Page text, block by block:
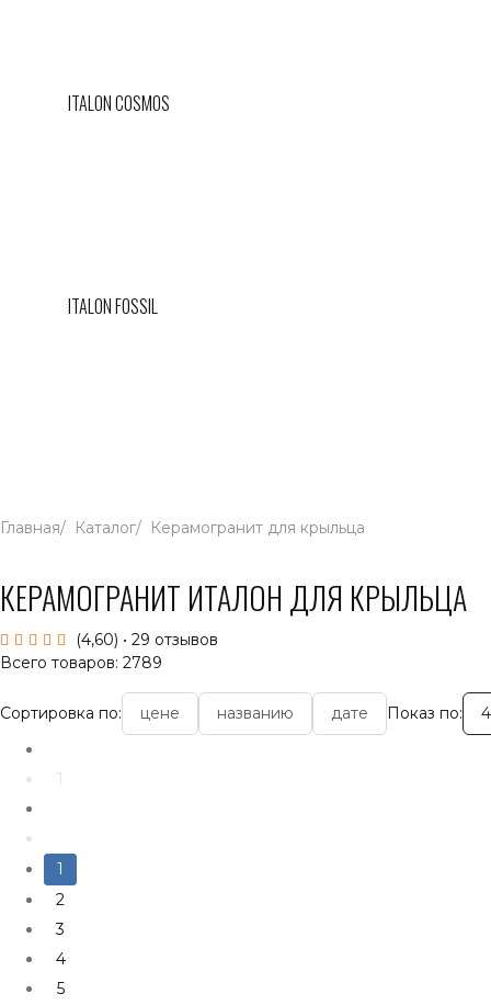
ITALON COSMOS
ITALON FOSSIL
Главная Каталог Керамогранит для крыльца
КЕРАМОГРАНИТ ИТАЛОН ДЛЯ КРЫЛЬЦА
(4,60) • 29 отзывов
Всего товаров: 2789
Сортировка по: цене названию дате Показ по:
1
1
2
3
4
5